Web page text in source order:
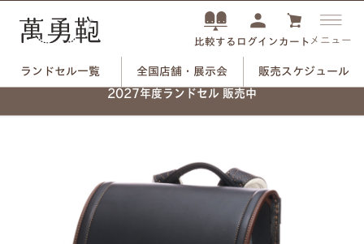
比較する ログイン カート メニュー
販売スケジュール
ランドセル一覧
全国店舗・展示会
2027年度ランドセル 販売中